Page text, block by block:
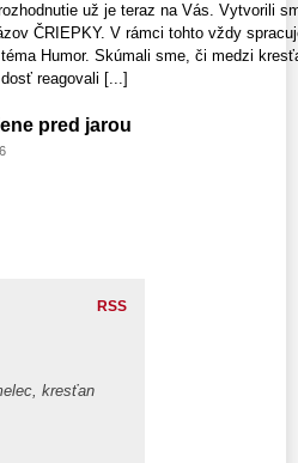
už je teraz na Vás. Vytvorili
ČRIEPKY. V rámci tohto vždy
Humor. Skúmali sme, či medzi
reagovali [...]
pred jarou
RSS
kresťan